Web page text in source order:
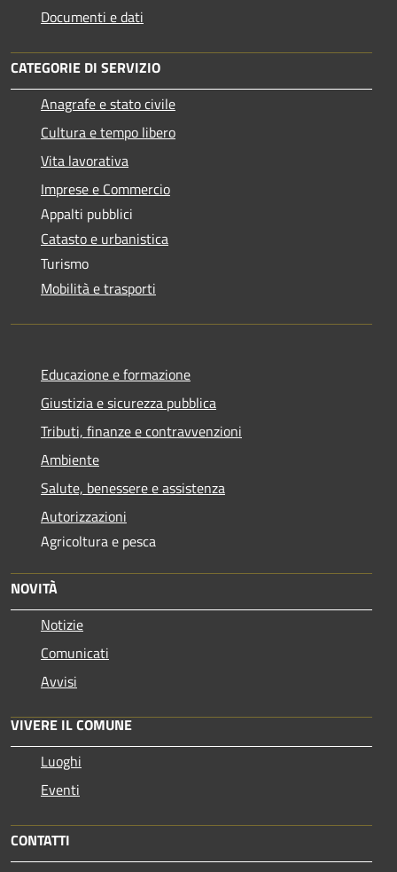
Documenti e dati
CATEGORIE DI SERVIZIO
Anagrafe e stato civile
Cultura e tempo libero
Vita lavorativa
Imprese e Commercio
Appalti pubblici
Catasto e urbanistica
Turismo
Mobilità e trasporti
Educazione e formazione
Giustizia e sicurezza pubblica
Tributi, finanze e contravvenzioni
Ambiente
Salute, benessere e assistenza
Autorizzazioni
Agricoltura e pesca
NOVITÀ
Notizie
Comunicati
Avvisi
VIVERE IL COMUNE
Luoghi
Eventi
CONTATTI